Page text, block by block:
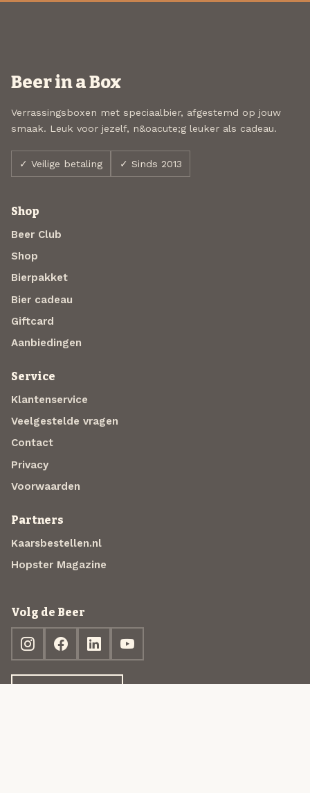
Beer in a Box
Verrassingsboxen met speciaalbier, afgestemd op jouw
smaak. Leuk voor jezelf, n&oacute;g leuker als cadeau.
✓ Veilige betaling ✓ Sinds 2013
Shop
Beer Club
Shop
Bierpakket
Bier cadeau
Giftcard
Aanbiedingen
Service
Klantenservice
Veelgestelde vragen
Contact
Privacy
Voorwaarden
Partners
Kaarsbestellen.nl
Hopster Magazine
Volg de Beer